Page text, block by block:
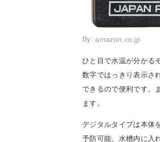
By:amazon.co.jp
ひと目で水温が分かる
数字ではっきり表示さ
できるので便利です。
ます。
デジタルタイプは本体
予防可能。水槽内に入